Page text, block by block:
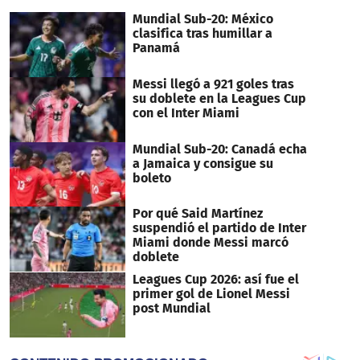
Mundial Sub-20: México
clasifica tras humillar a
Panamá
Messi llegó a 921 goles tras
su doblete en la Leagues Cup
con el Inter Miami
Mundial Sub-20: Canadá echa
a Jamaica y consigue su
boleto
Por qué Said Martínez
suspendió el partido de Inter
Miami donde Messi marcó
doblete
Leagues Cup 2026: así fue el
primer gol de Lionel Messi
post Mundial